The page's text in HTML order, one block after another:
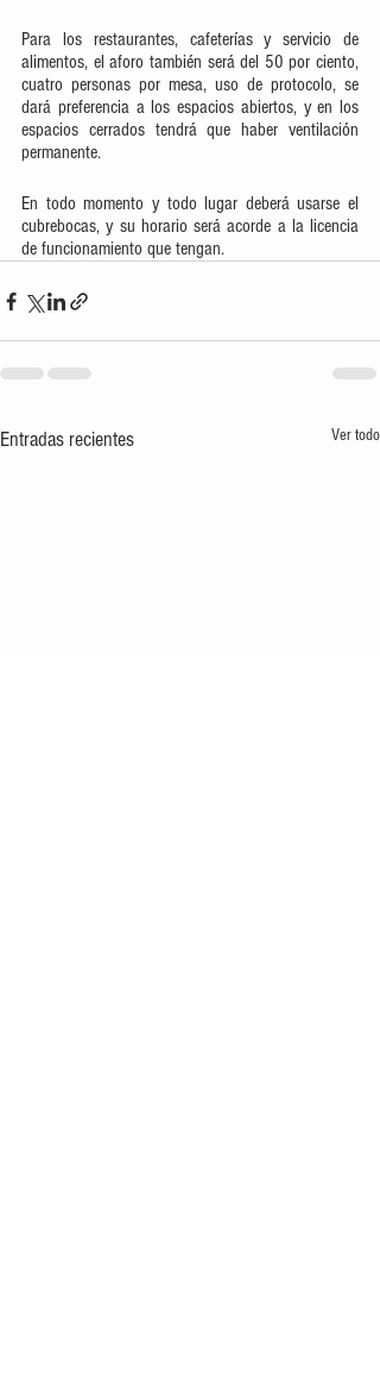
Para los restaurantes, cafeterías y servicio de
alimentos, el aforo también será del 50 por ciento,
cuatro personas por mesa, uso de protocolo, se
dará preferencia a los espacios abiertos, y en los
espacios cerrados tendrá que haber ventilación
permanente.
En todo momento y todo lugar deberá usarse el
cubrebocas, y su horario será acorde a la licencia
de funcionamiento que tengan.
Entradas recientes Ver todo